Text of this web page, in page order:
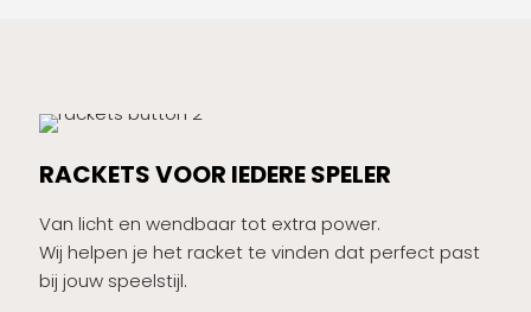
RACKETS VOOR IEDERE SPELER
Van licht en wendbaar tot extra power.
Wij helpen je het racket te vinden dat perfect past
bij jouw speelstijl.